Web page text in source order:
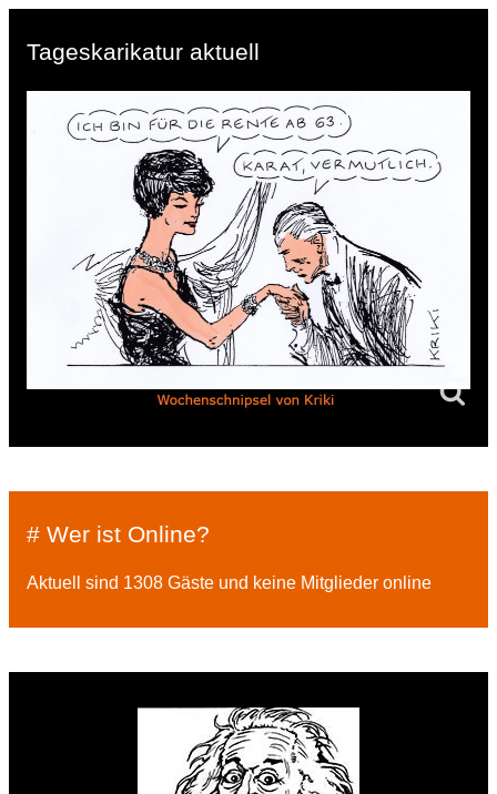
Tageskarikatur aktuell
# Wer ist Online?
Aktuell sind 1308 Gäste und keine Mitglieder online